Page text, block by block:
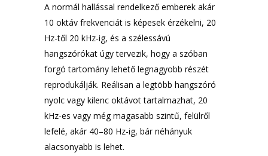
A normál hallással rendelkező emberek akár
10 oktáv frekvenciát is képesek érzékelni, 20
Hz-től 20 kHz-ig, és a szélessávú
hangszórókat úgy tervezik, hogy a szóban
forgó tartomány lehető legnagyobb részét
reprodukálják. Reálisan a legtöbb hangszóró
nyolc vagy kilenc oktávot tartalmazhat, 20
kHz-es vagy még magasabb szintű, felülről
lefelé, akár 40–80 Hz-ig, bár néhányuk
alacsonyabb is lehet.